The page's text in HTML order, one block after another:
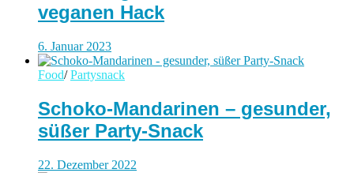
veganen Hack
6. Januar 2023
Food/ Partysnack
Schoko-Mandarinen – gesunder,
süßer Party-Snack
22. Dezember 2022